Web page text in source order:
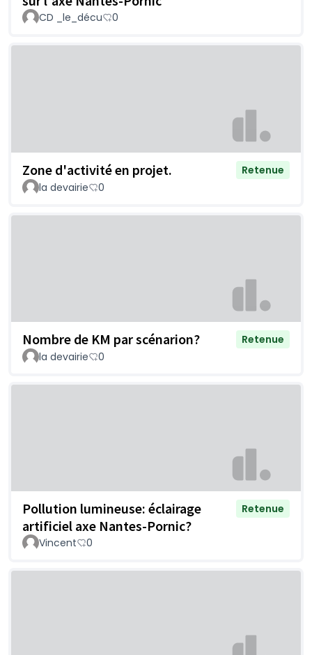
CD _le_décu 0
Zone d'activité en projet.
Retenue
la devairie
0
Nombre de KM par scénarion?
Retenue
la devairie
0
Pollution lumineuse: éclairage
artificiel axe Nantes-Pornic?
Retenue
Vincent 0